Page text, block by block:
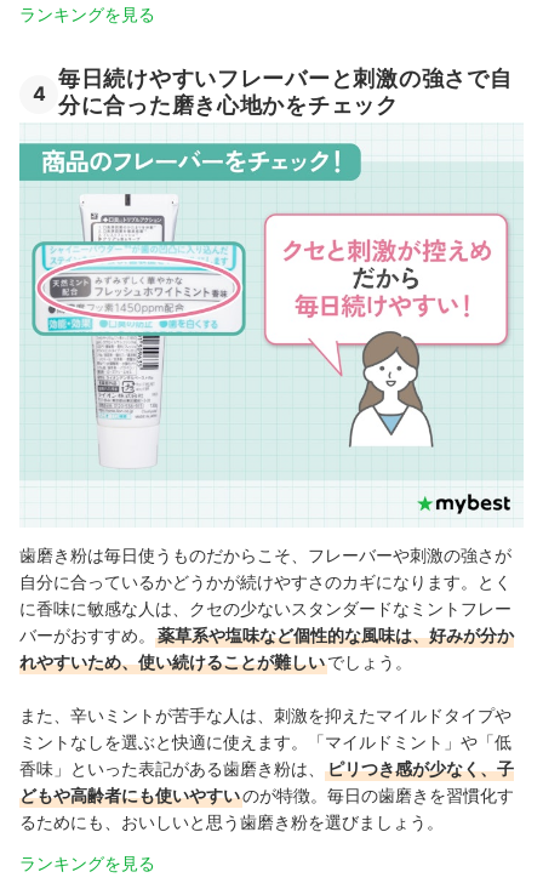
ランキングを見る
4
毎日続けやすいフレーバーと刺激の強さで自
分に合った磨き心地かをチェック
歯磨き粉は毎日使うものだからこそ、フレーバーや刺激の強さが
自分に合っているかどうかが続けやすさのカギになります。とく
に香味に敏感な人は、クセの少ないスタンダードなミントフレー
バーがおすすめ。
薬草系や塩味など個性的な風味は、好みが分か
れやすいため、使い続けることが難しいでしょう。
また、辛いミントが苦手な人は、刺激を抑えたマイルドタイプや
ミントなしを選ぶと快適に使えます。「マイルドミント」や「低
香味」といった表記がある歯磨き粉は、
ピリつき感が少なく、子
どもや高齢者にも使いやすいのが特徴。毎日の歯磨きを習慣化す
るためにも、おいしいと思う歯磨き粉を選びましょう。
ランキングを見る